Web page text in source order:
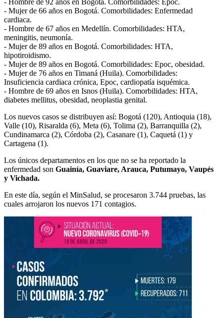
- Mujer de 66 años en Bogotá. Comorbilidades: Enfermedad
cardiaca.
- Hombre de 67 años en Medellín. Comorbilidades: HTA,
meningitis, neumonía.
- Mujer de 89 años en Bogotá. Comorbilidades: HTA,
hipotiroidismo.
- Mujer de 89 años en Bogotá. Comorbilidades: Epoc, obesidad.
- Mujer de 76 años en Timaná (Huila). Comorbilidades:
Insuficiencia cardiaca crónica, Epoc, cardiopatía isquémica.
- Hombre de 69 años en Isnos (Huila). Comorbilidades: HTA,
diabetes mellitus, obesidad, neoplastia genital.
Los nuevos casos se distribuyen así: Bogotá (120), Antioquia (18),
Valle (10), Risaralda (6), Meta (6), Tolima (2), Barranquilla (2),
Cundinamarca (2), Córdoba (2), Casanare (1), Caquetá (1) y
Cartagena (1).
Los únicos departamentos en los que no se ha reportado la
enfermedad son Guainía, Guaviare, Arauca, Putumayo, Vaupés
y Vichada.
En este día, según el MinSalud, se procesaron 3.744 pruebas, las
cuales arrojaron los nuevos 171 contagios.